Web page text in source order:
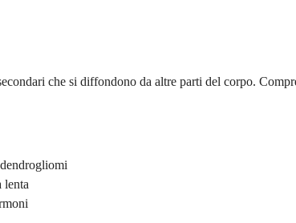
che si diffondono da altre parti del corpo.
lenta